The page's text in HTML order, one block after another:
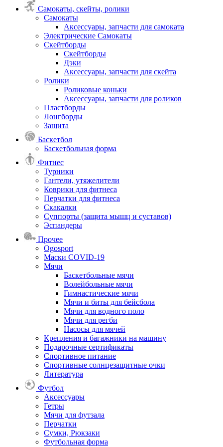
Самокаты, скейты, ролики
Самокаты
Аксессуары, запчасти для самоката
Электрические Самокаты
Скейтборды
Скейтборды
Дэки
Аксессуары, запчасти для скейта
Ролики
Роликовые коньки
Аксессуары, запчасти для роликов
Пластборды
Лонгборды
Защита
Баскетбол
Баскетбольная форма
Фитнес
Турники
Гантели, утяжелители
Коврики для фитнеса
Перчатки для фитнеса
Скакалки
Суппорты (защита мышц и суставов)
Эспандеры
Прочее
Ogosport
Маски COVID-19
Мячи
Баскетбольные мячи
Волейбольные мячи
Гимнастические мячи
Мячи и биты для бейсбола
Мячи для водного поло
Мячи для регби
Насосы для мячей
Крепления и багажники на машину
Подарочные сертификаты
Спортивное питание
Спортивные солнцезащитные очки
Литература
Футбол
Аксессуары
Гетры
Мячи для футзала
Перчатки
Сумки, Рюкзаки
Футбольная форма